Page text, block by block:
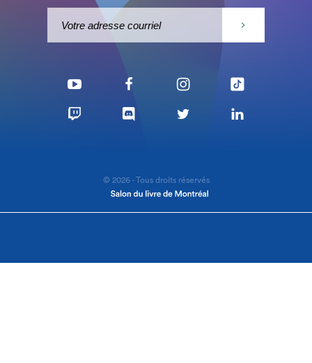
© 2026 - Tous droits réservés